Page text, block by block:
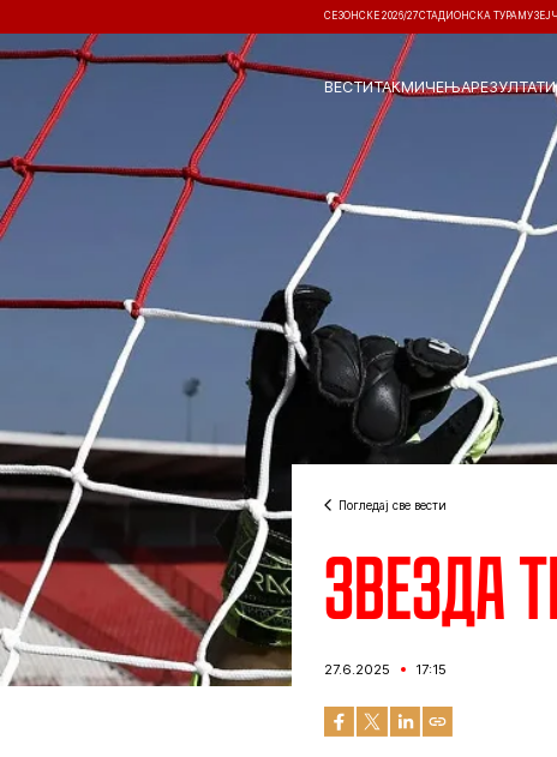
СЕЗОНСКЕ 2026/27СТАДИОНСКА ТУРА МУЗЕЈ
ВЕСТИТАКМИЧЕЊАРЕЗУЛТАТИ
Погледај све вести
Звезда
27.6.2025 17:15